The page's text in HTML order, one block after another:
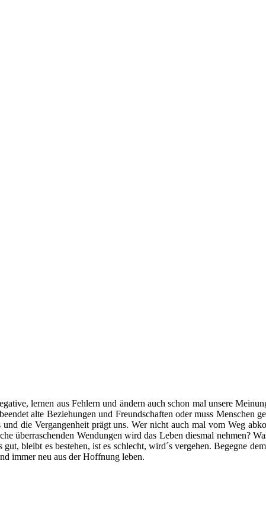
lernen aus Fehlern und ändern auch schon mal unsere
alte Beziehungen und Freundschaften oder muss Menschen
die Vergangenheit prägt uns. Wer nicht auch mal vom Weg
überraschenden Wendungen wird das Leben diesmal nehmen?
bleibt es bestehen, ist es schlecht, wird´s vergehen. Begegne
immer neu aus der Hoffnung leben.